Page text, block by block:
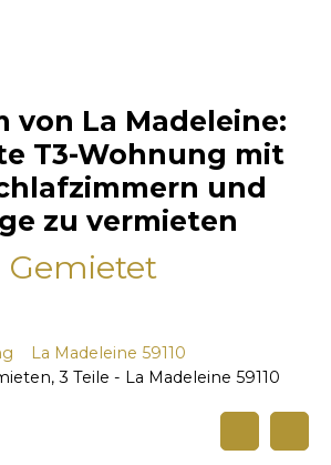
von La Madeleine:
T3-Wohnung mit
und
zu vermieten
Gemietet
La Madeleine 59110
3 Teile - La Madeleine 59110